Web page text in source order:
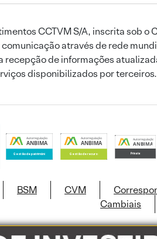
CCTVM S/A, inscrita sob
comunicação através de rede
recepção de informações
disponibilizados por
BSM CVM
Cambiais